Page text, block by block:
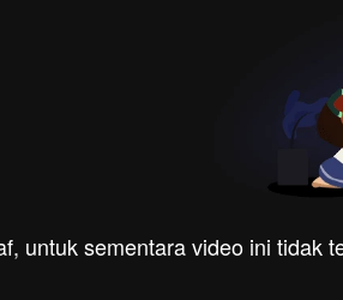
untuk sementara video ini tidak